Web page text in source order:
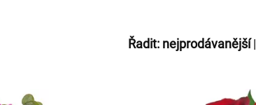
Řadit: nejprodávanější|